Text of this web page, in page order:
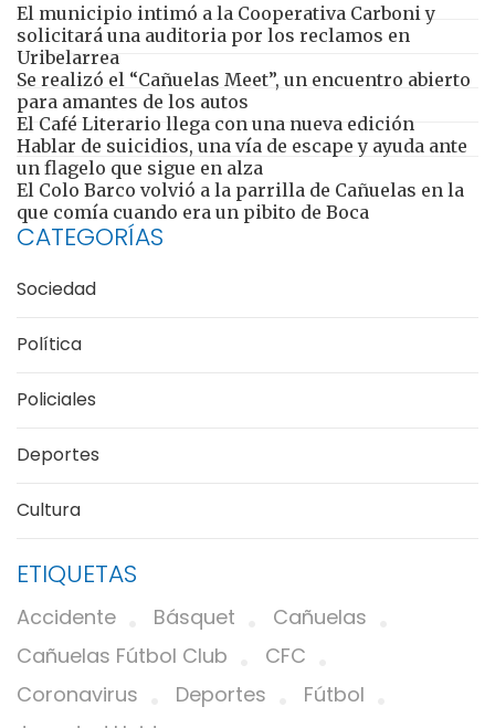
El municipio intimó a la Cooperativa Carboni y
solicitará una auditoria por los reclamos en
Uribelarrea
Se realizó el “Cañuelas Meet”, un encuentro abierto
para amantes de los autos
El Café Literario llega con una nueva edición
Hablar de suicidios, una vía de escape y ayuda ante
un flagelo que sigue en alza
El Colo Barco volvió a la parrilla de Cañuelas en la
que comía cuando era un pibito de Boca
CATEGORÍAS
Sociedad
Política
Policiales
Deportes
Cultura
ETIQUETAS
Accidente Básquet
Cañuelas
Cañuelas Fútbol Club
CFC
Coronavirus
Deportes
Fútbol